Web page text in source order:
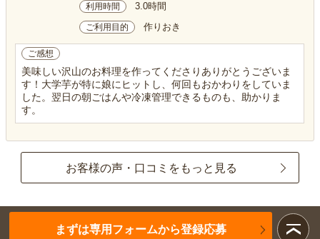
利用時間 3.0時間
ご利用目的 作りおき
ご感想
美味しい沢山のお料理を作ってくださりありがとうございま
す！大学芋が特に娘にヒットし、何回もおかわりをしていま
した。翌日の朝ごはんや冷凍管理できるものも、助かりま
す。
お客様の声・口コミをもっと見る
まずは専用フォームから登録応募